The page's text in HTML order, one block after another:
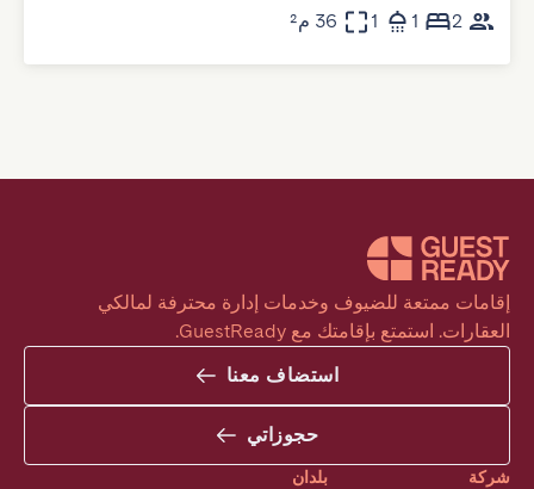
2
1
1 36 م²
العقارات. استمتع بإقامتك مع GuestReady.
استضاف معنا
حجوزاتي
شركة بلدان